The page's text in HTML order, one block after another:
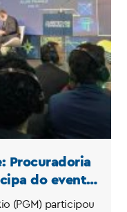
Procuradoria
do evento
(PGM) participou